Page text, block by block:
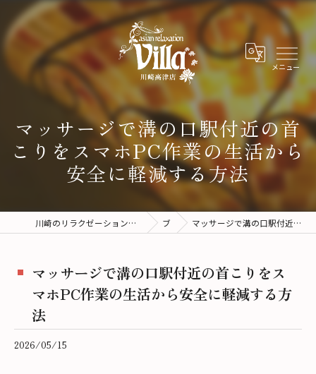
マッサージで溝の口駅付近の首
こりをスマホPC作業の生活から
安全に軽減する方法
川崎のリラクゼーションサロンならアジアンリラクゼーションヴィラ川崎高津店 ブログ マッサージで溝の口駅付近の首こりをスマホPC作業の生活から安全に軽減する方法
マッサージで溝の口駅付近の首こりをス
マホPC作業の生活から安全に軽減する方
法
2026/05/15